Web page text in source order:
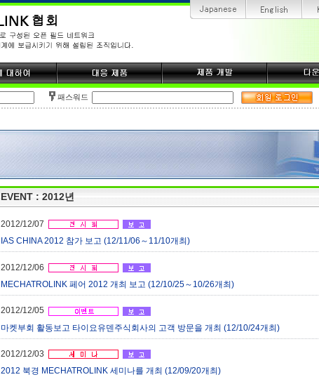
패스워드
EVENT : 2012년
2012/12/07
IAS CHINA 2012 참가 보고 (12/11/06～11/10개최)
2012/12/06
MECHATROLINK 페어 2012 개최 보고 (12/10/25～10/26개최)
2012/12/05
마켓부회 활동보고 타이요유덴주식회사의 고객 방문을 개최 (12/10/24개최)
2012/12/03
2012 북경 MECHATROLINK 세미나를 개최 (12/09/20개최)